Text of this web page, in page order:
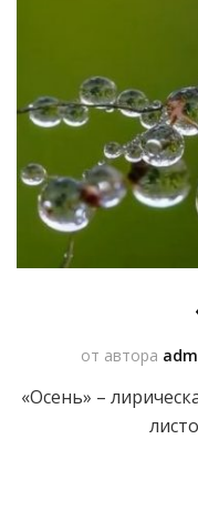
от автора
«Осень» –